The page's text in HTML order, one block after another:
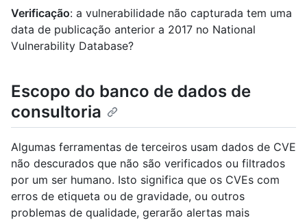
Verificação: a vulnerabilidade não capturada tem uma
data de publicação anterior a 2017 no National
Vulnerability Database?
Escopo do banco de dados de
consultoria
Algumas ferramentas de terceiros usam dados de CVE
não descurados que não são verificados ou filtrados
por um ser humano. Isto significa que os CVEs com
erros de etiqueta ou de gravidade, ou outros
problemas de qualidade, gerarão alertas mais